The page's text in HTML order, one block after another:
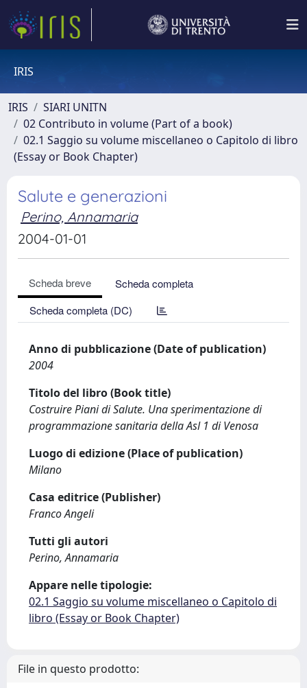
IRIS
IRIS
SIARI UNITN
02 Contributo in volume (Part of a book)
02.1 Saggio su volume miscellaneo o Capitolo di libro
(Essay or Book Chapter)
Salute e generazioni
Perino, Annamaria
2004-01-01
Scheda breve
Scheda completa
Scheda completa (DC)
Anno di pubblicazione (Date of publication)
2004
Titolo del libro (Book title)
Costruire Piani di Salute. Una sperimentazione di
programmazione sanitaria della Asl 1 di Venosa
Luogo di edizione (Place of publication)
Milano
Casa editrice (Publisher)
Franco Angeli
Tutti gli autori
Perino, Annamaria
Appare nelle tipologie:
02.1 Saggio su volume miscellaneo o Capitolo di
libro (Essay or Book Chapter)
File in questo prodotto: